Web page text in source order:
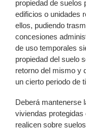
propiedad de suelos
edificios o unidades
ellos, pudiendo
concesiones
de uso temporales
propiedad del suelo
retorno del mismo y
un cierto periodo de
Deberá mantenerse
viviendas
realicen sobre